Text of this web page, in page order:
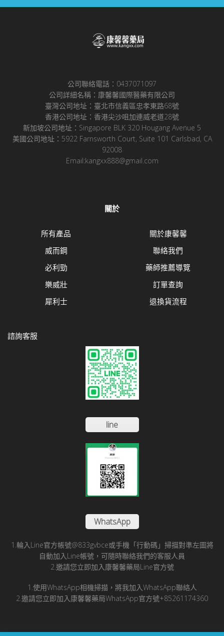
公司聯絡電話：0437071097
公司詳細名稱：康馨馨國際醫藥有限公司
臺灣公司地址：臺北市信義區忠孝東路68號
香港公司地址：香港尖沙咀加連威老道28號
新加坡公司地址：Singapore BLK 320 Hougang Avenue 5
美國公司地址：5922 Farnsworth Court, Suite 101 Carlsbad, CA
92008
Email:kangxx888@gmail.com
關於
所有產品
威而鋼
必利勁
樂威壯
犀利士
關於康馨馨
聯絡我們
藥師推薦導覽
訂單查詢
退換貨流程
諮詢客服
line
WhatsApp
1.輪入Line官方帳號@833gvbce或手機「行動碼」掃描對準左圖將
自動加入Line帳號，可隨時聯絡我們的客服人員
2.邀請您立即加入康馨馨藥局Line官方號
1.使用WhatsApp相機掃描，將我加入WhatsApp聯絡人
2.邀請您立即加入康馨馨藥局WhatsApp官方號+85261174360